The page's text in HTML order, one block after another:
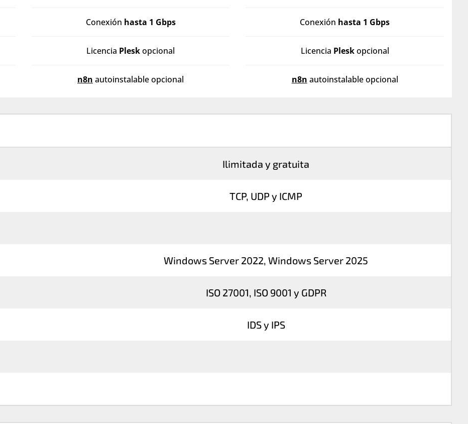
Conexión hasta 1 Gbps
Licencia Pleskopcional
n8n autoinstalable opcional
Conexión hasta 1 Gbps
Licencia Pleskopcional
n8n autoinstalable opcional
Ilimitada y gratuita
TCP, UDP y ICMP
Windows Server 2022, Windows Server 2025
ISO 27001, ISO 9001 y GDPR
IDS y IPS